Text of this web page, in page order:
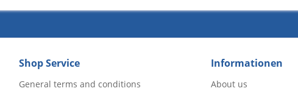
Shop Service
General terms and conditions
Informationen
About us